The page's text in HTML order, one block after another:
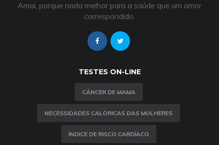
Amai, porque nada melhor para a saúde que um amor
correspondido.
TESTES ON-LINE
CÂNCER DE MAMA
NECESSIDADES CALÓRICAS DAS MULHERES
ÍNDICE DE RISCO CARDÍACO